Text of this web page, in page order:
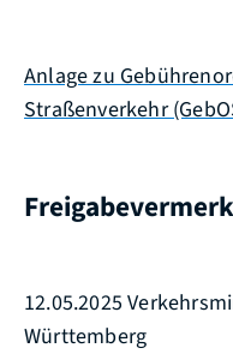
Anlage zu
Straßenverkehr
Freigabevermerk
12.05.2025
Württemberg